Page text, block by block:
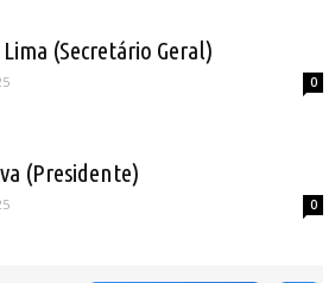
(Secretário Geral)
0
(Presidente)
0